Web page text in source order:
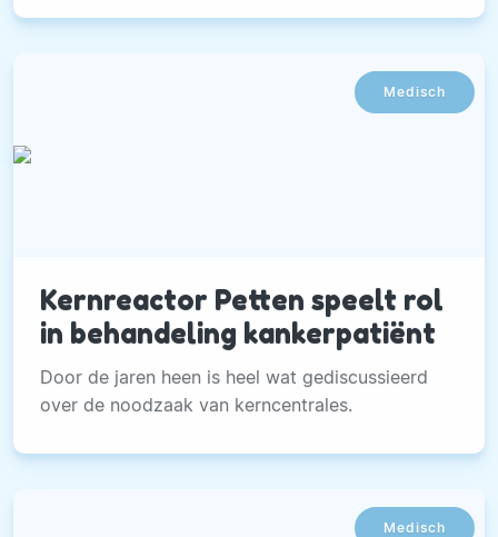
Medisch
Kernreactor Petten speelt rol
in behandeling kankerpatiënt
Door de jaren heen is heel wat gediscussieerd
over de noodzaak van kerncentrales.
Medisch